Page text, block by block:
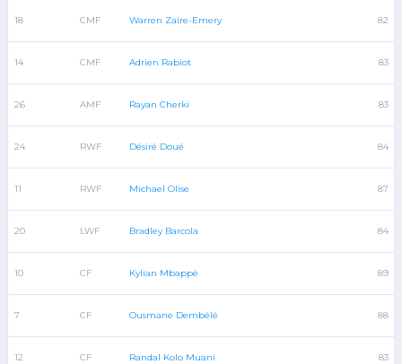
18 CMF Warren Zaïre-Emery 82
14 CMF Adrien Rabiot 83
26 AMF Rayan Cherki 83
24 RWF Désiré Doué 84
11 RWF Michael Olise 87
20 LWF Bradley Barcola 84
10 CF Kylian Mbappé 89
7 CF Ousmane Dembélé 88
12 CF Randal Kolo Muani 83